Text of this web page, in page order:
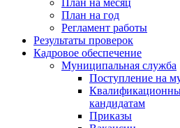
План на месяц
План на год
Регламент работы
Результаты проверок
Кадровое обеспечение
Муниципальная служба
Поступление на
кандидатам
Приказы